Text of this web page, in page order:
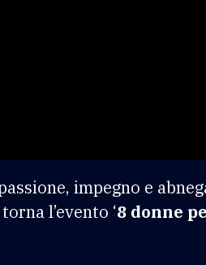
impegno e
l’evento ‘8 donne